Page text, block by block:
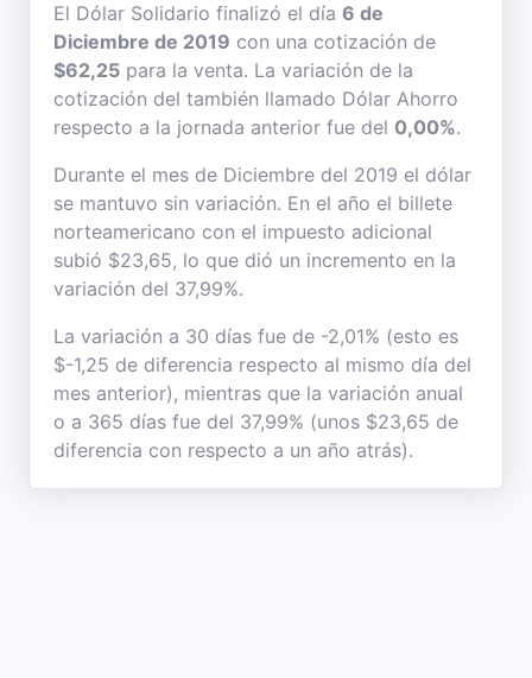
El Dólar Solidario finalizó el día 6 de
Diciembre de 2019 con una cotización de
$62,25 para la venta. La variación de la
cotización del también llamado Dólar Ahorro
respecto a la jornada anterior fue del 0,00%.
Durante el mes de Diciembre del 2019 el dólar
se mantuvo sin variación. En el año el billete
norteamericano con el impuesto adicional
subió $23,65, lo que dió un incremento en la
variación del 37,99%.
La variación a 30 días fue de -2,01% (esto es
$-1,25 de diferencia respecto al mismo día del
mes anterior), mientras que la variación anual
o a 365 días fue del 37,99% (unos $23,65 de
diferencia con respecto a un año atrás).